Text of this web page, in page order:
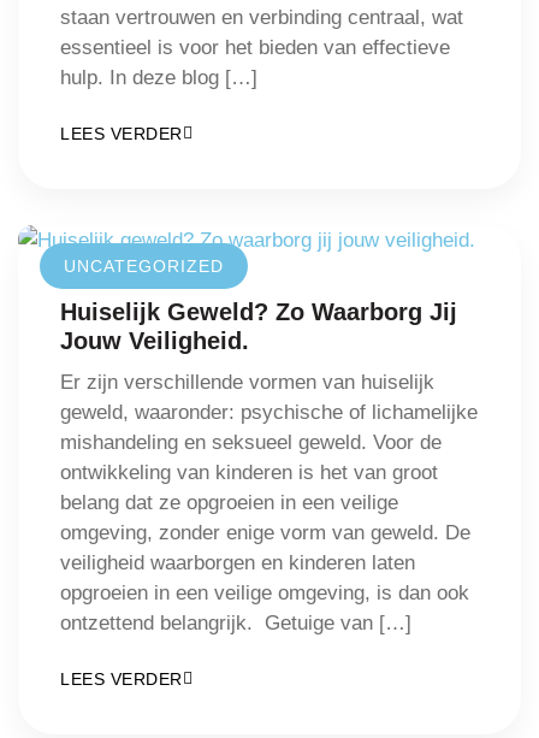
staan vertrouwen en verbinding centraal, wat
essentieel is voor het bieden van effectieve
hulp. In deze blog […]
LEES VERDER
UNCATEGORIZED
Huiselijk Geweld? Zo Waarborg Jij
Jouw Veiligheid.
Er zijn verschillende vormen van huiselijk
geweld, waaronder: psychische of lichamelijke
mishandeling en seksueel geweld. Voor de
ontwikkeling van kinderen is het van groot
belang dat ze opgroeien in een veilige
omgeving, zonder enige vorm van geweld. De
veiligheid waarborgen en kinderen laten
opgroeien in een veilige omgeving, is dan ook
ontzettend belangrijk. Getuige van […]
LEES VERDER